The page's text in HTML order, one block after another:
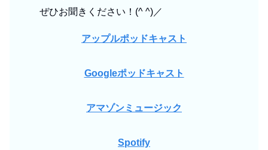
ぜひお聞きください！(^ ^)／
アップルポッドキャスト
Googleポッドキャスト
アマゾンミュージック
Spotify